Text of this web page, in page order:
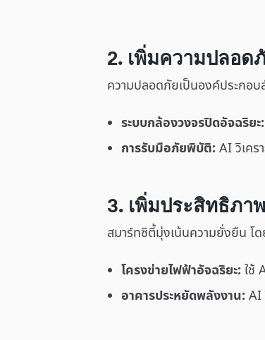
2. เพิ่มความปลอด
ความปลอดภัยเป็นองค์ประกอ
ระบบกล้องวงจรปิดอัจฉริยะ:
การรับมือภัยพิบัติ: AI วิเคร
3. เพิ่มประสิทธิภา
สมาร์ทซิตี้มุ่งเน้นความยั่งยืน โ
โครงข่ายไฟฟ้าอัจฉริยะ: ใช้
อาคารประหยัดพลังงาน: AI